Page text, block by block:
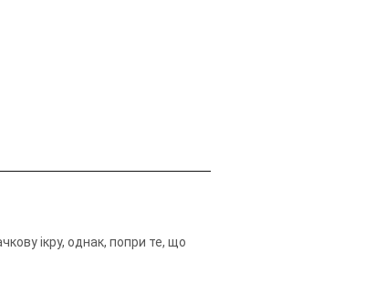
ікру, однак, попри те, що